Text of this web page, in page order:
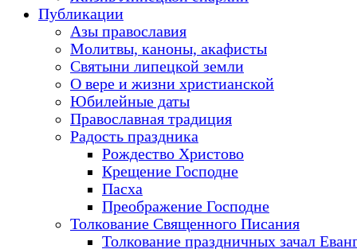
Публикации
Азы православия
Молитвы, каноны, акафисты
Святыни липецкой земли
О вере и жизни христианской
Юбилейные даты
Православная традиция
Радость праздника
Рождество Христово
Крещение Господне
Пасха
Преображение Господне
Толкование Священного Писания
Толкование праздничных зачал